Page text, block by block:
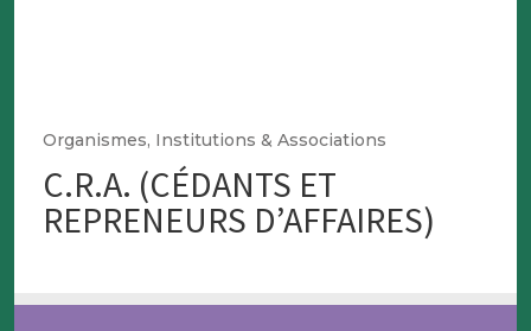
Organismes, Institutions & Associations
C.R.A. (CÉDANTS ET
REPRENEURS D’AFFAIRES)